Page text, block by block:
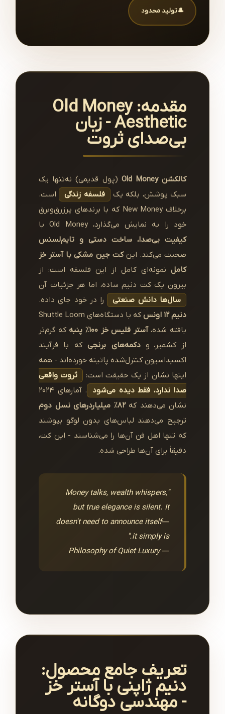
تولید محدود
مقدمه: Old Money
Aesthetic - زبان
بی‌صدای ثروت
کالکشن Old Money
(پول قدیمی) نه‌تنها یک
سبک پوشش، بلکه یک
فلسفه زندگی
است.
برخلاف New Money که با برندهای پرزرق‌وبرق
خود را به نمایش می‌گذارد، Old Money با
کیفیت بی‌صدا، ساخت دستی و تایم‌لسنس
صحبت می‌کند. اینکت جین مشکی با آستر خز
کامل نمونه‌ای کامل از این فلسفه است: از
بیرون یک کت دنیم ساده، اما هر جزئیات آن
سال‌ها دانش صنعتی
را در خود جای داده.
دنیم ۱۲ اونس
که با دستگاه‌های Shuttle Loom
بافته شده،آستر فلیس خز ۱۰۰٪ پنبه
که گرم‌تر
از کشمیر، ودکمه‌های برنجیکه با فرآیند
اکسیداسیون کنترل‌شده پاتینه خورده‌اند - همه
اینها نشان از یک حقیقت است:
ثروت واقعی
صدا ندارد، فقط دیده می‌شود
. آمارهای ۲۰۲۴
نشان می‌دهند که۸۲٪ میلیاردرهای نسل دوم
ترجیح می‌دهند لباس‌های بدون لوگو بپوشند
که تنها اهل فن آن‌ها را می‌شناسند - این کت،
دقیقاً برای آن‌ها طراحی شده.
"Money talks, wealth whispers,
but true elegance is silent. It
doesn't need to announce itself—
it simply is."
— Philosophy of Quiet Luxury
تعریف جامع محصول:
دنیم ژاپنی با آستر خز
- مهندسی دوگانه